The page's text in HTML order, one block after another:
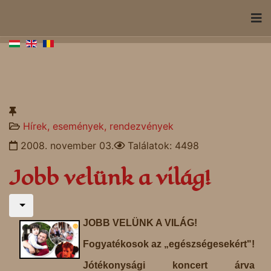
Hírek, események, rendezvények
2008. november 03.
Találatok: 4498
Jobb velünk a világ!
JOBB VELÜNK A VILÁG!
Fogyatékosok az „egészségesekért"!
Jótékonysági koncert árva